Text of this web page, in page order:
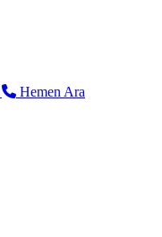
Hemen Ara